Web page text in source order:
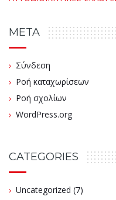
META
Σύνδεση
Ροή καταχωρίσεων
Ροή σχολίων
WordPress.org
CATEGORIES
Uncategorized (7)